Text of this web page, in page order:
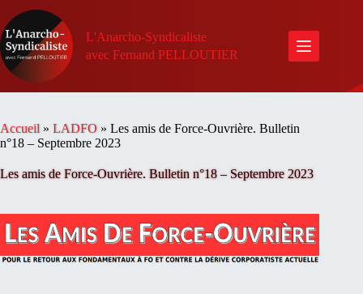
au
contenu
L'Anarcho-Syndicaliste
avec Fernand PELLOUTIER
Accueil » LADFO » Les amis de Force-Ouvrière. Bulletin
n°18 – Septembre 2023
Les amis de Force-Ouvrière. Bulletin n°18 – Septembre 2023